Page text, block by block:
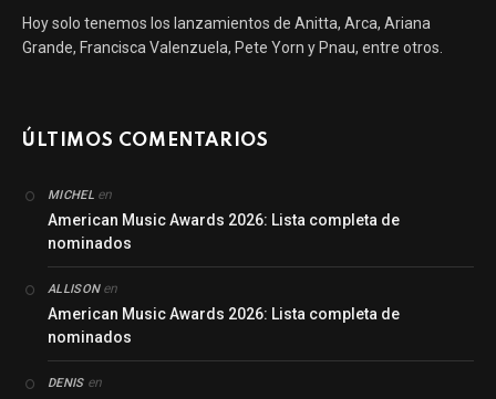
Hoy solo tenemos los lanzamientos de Anitta, Arca, Ariana
Grande, Francisca Valenzuela, Pete Yorn y Pnau, entre otros.
ÚLTIMOS COMENTARIOS
MICHEL en
American Music Awards 2026: Lista completa de
nominados
ALLISONen
American Music Awards 2026: Lista completa de
nominados
DENISen